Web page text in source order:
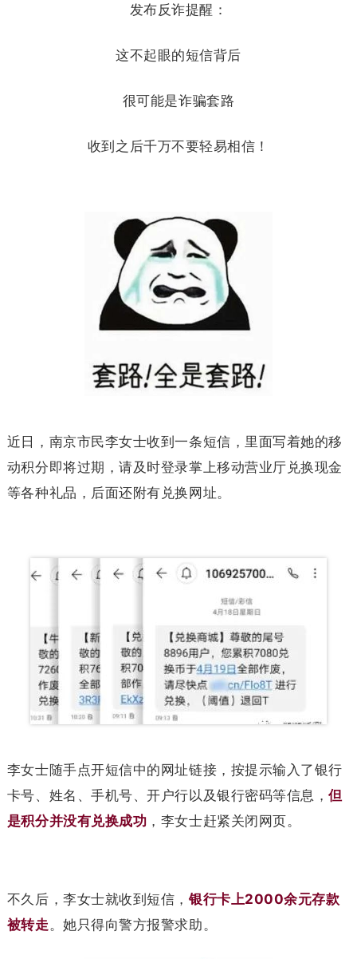
发布反诈提醒：
这不起眼的短信背后
很可能是诈骗套路
收到之后千万不要轻易相信！
近日，南京市民李女士收到一条短信，里面写着她的移
动积分即将过期，请及时登录掌上移动营业厅兑换现金
等各种礼品，后面还附有兑换网址。
李女士随手点开短信中的网址链接，按提示输入了银行
卡号、姓名、手机号、开户行以及银行密码等信息，但
是积分并没有兑换成功 ，李女士赶紧关闭网页。
不久后，李女士就收到短信，银行卡上2000余元存款
被转走 。她只得向警方报警求助。